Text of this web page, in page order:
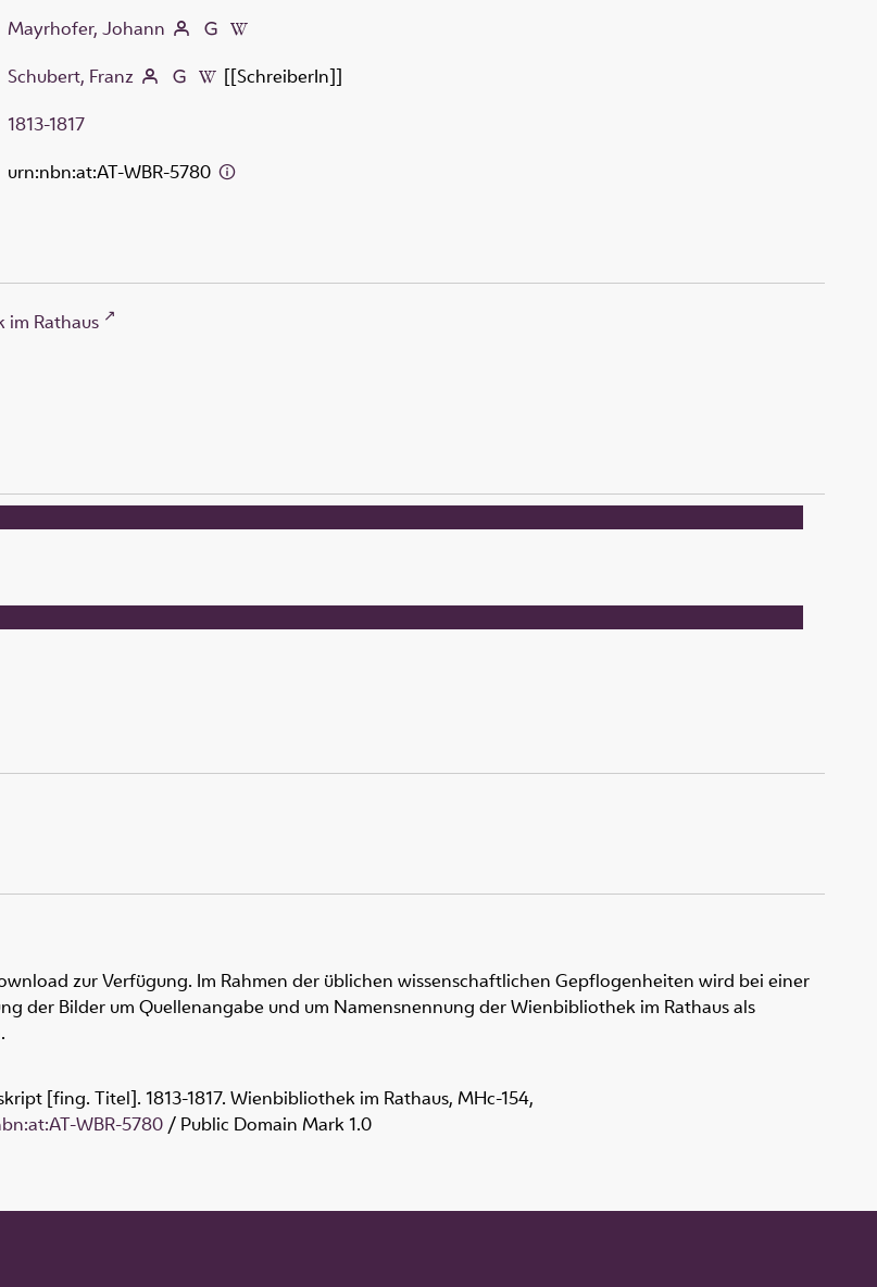
Mayrhofer, Johann
Schubert, Franz
[[SchreiberIn]]
1813-1817
urn:nbn:at:AT-WBR-5780
Rathaus
zur Verfügung. Im Rahmen der üblichen wissenschaftlichen Gepflogenheiten wird bei einer
der Bilder um Quellenangabe und um Namensnennung der Wienbibliothek im Rathaus als
[fing. Titel]. 1813-1817. Wienbibliothek im Rathaus, MHc-154,
WBR-5780 / Public Domain Mark 1.0